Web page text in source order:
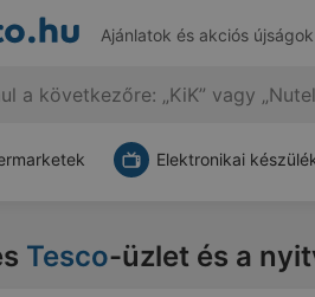
Ajánlatok és akciós
Elektronikai
Tesco-üzlet és a